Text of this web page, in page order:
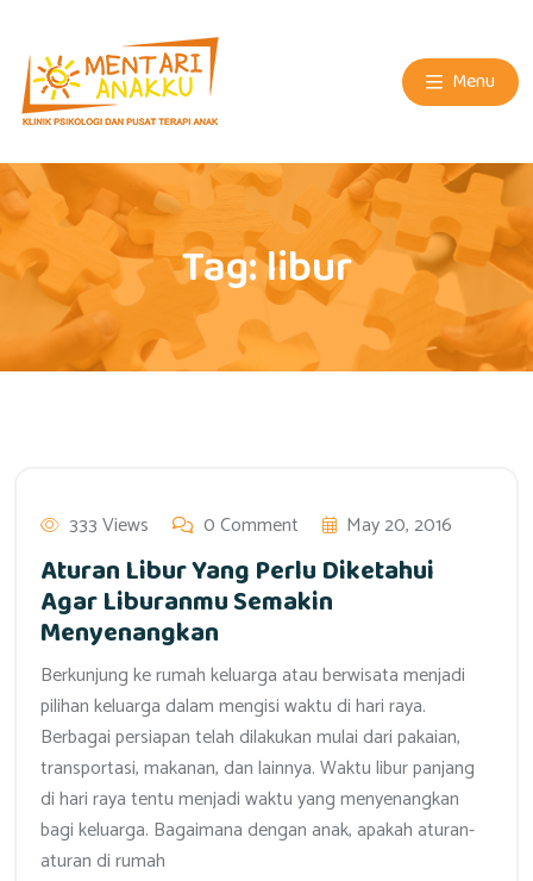
Menu
Tag:libur
333 Views 0 Comment May 20, 2016
Aturan Libur Yang Perlu Diketahui
Agar Liburanmu Semakin
Menyenangkan
Berkunjung ke rumah keluarga atau berwisata menjadi
pilihan keluarga dalam mengisi waktu di hari raya.
Berbagai persiapan telah dilakukan mulai dari pakaian,
transportasi, makanan, dan lainnya. Waktu libur panjang
di hari raya tentu menjadi waktu yang menyenangkan
bagi keluarga. Bagaimana dengan anak, apakah aturan-
aturan di rumah